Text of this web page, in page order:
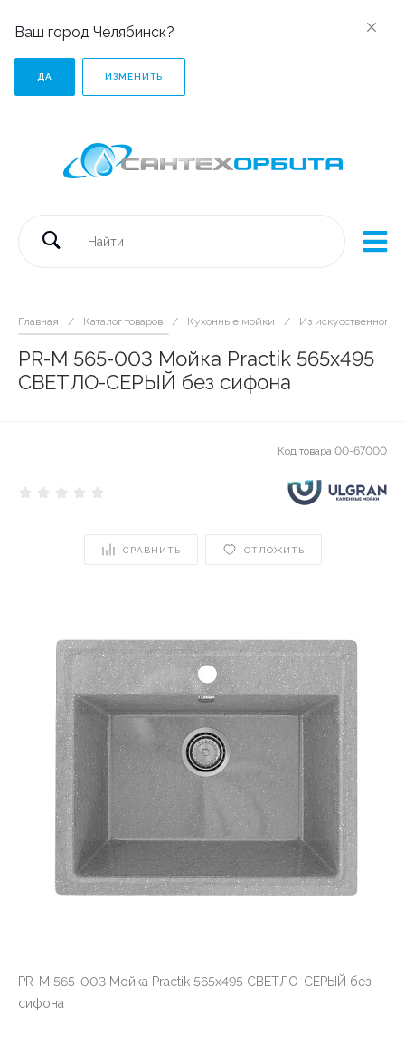
Ваш город Челябинск?
ДА ИЗМЕНИТЬ
Главная / Каталог товаров / Кухонные мойки / Из искусственного
PR-M 565-003 Мойка Practik 565х495
СВЕТЛО-СЕРЫЙ без сифона
Код товара 00-67000
СРАВНИТЬ ОТЛОЖИТЬ
PR-M 565-003 Мойка Practik 565х495 СВЕТЛО-СЕРЫЙ без
сифона